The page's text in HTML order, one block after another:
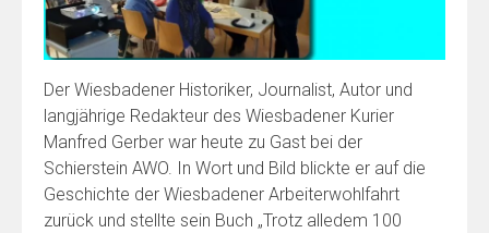
Der Wiesbadener Historiker, Journalist, Autor und
langjährige Redakteur des Wiesbadener Kurier
Manfred Gerber war heute zu Gast bei der
Schierstein AWO. In Wort und Bild blickte er auf die
Geschichte der Wiesbadener Arbeiterwohlfahrt
zurück und stellte sein Buch „Trotz alledem 100